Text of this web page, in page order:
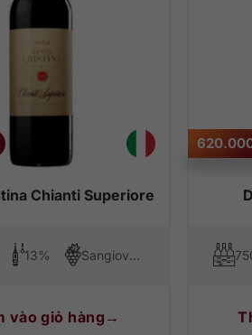
Chianti Superiore
13% Sangiovese
vào giỏ hàng